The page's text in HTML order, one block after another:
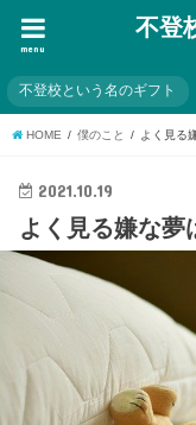
不登
menu
不登校という名のギフト
HOME 僕のこと よく見る
2021.10.19
よく見る嫌な夢